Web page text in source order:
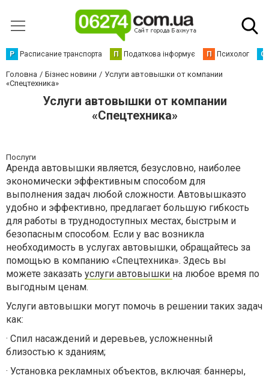
Р Расписание транспорта П Податкова інформує П Психолог С
Головна Бізнес новини
Услуги автовышки от компании
«Спецтехника»
Услуги автовышки от компании
«Спецтехника»
Послуги
Аренда автовышки является, безусловно, наиболее
экономически эффективным способом для
выполнения задач любой сложности. Автовышкаэто
удобно и эффективно, предлагает большую гибкость
для работы в труднодоступных местах, быстрым и
безопасным способом. Если у вас возникла
необходимость в услугах автовышки, обращайтесь за
помощью в компанию «Спецтехника». Здесь вы
можете заказать услуги автовышки на любое время по
выгодным ценам.
Услуги автовышки могут помочь в решении таких задач
как:
· Спил насаждений и деревьев, усложненный
близостью к зданиям;
· Установка рекламных объектов, включая: баннеры,